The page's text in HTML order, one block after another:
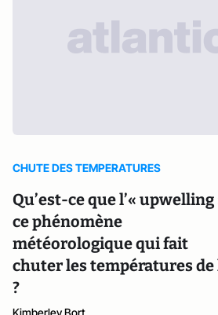
CHUTE DES TEMPERATURES
Qu’est-ce que l’« upwelling
ce phénomène
météorologique qui fait
chuter les températures
?
Kimberley Bort